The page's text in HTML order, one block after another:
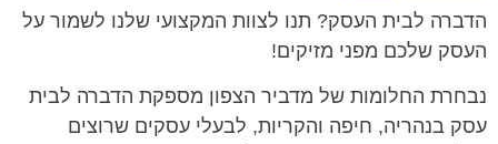
הדברה לבית העסק? תנו לצוות המקצועי שלנו לשמור על
העסק שלכם מפני מזיקים!
נבחרת החלומות של מדביר הצפון מספקת הדברה לבית
עסק בנהריה, חיפה והקריות, לבעלי עסקים שרוצים